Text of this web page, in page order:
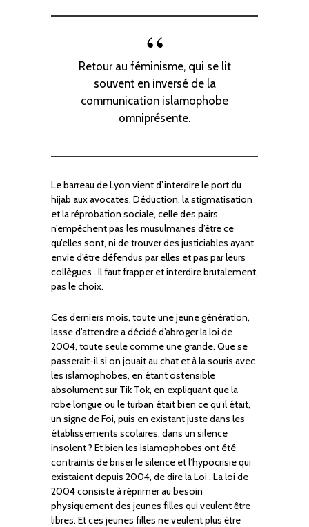
Retour au féminisme, qui se lit
souvent en inversé de la
communication islamophobe
omniprésente.
Le barreau de Lyon vient d’interdire le port du
hijab aux avocates. Déduction, la stigmatisation
et la réprobation sociale, celle des pairs
n’empêchent pas les musulmanes d’être ce
qu’elles sont, ni de trouver des justiciables ayant
envie d’être défendus par elles et pas par leurs
collègues . Il faut frapper et interdire brutalement,
pas le choix.
Ces derniers mois, toute une jeune génération,
lasse d’attendre a décidé d’abroger la loi de
2004, toute seule comme une grande. Que se
passerait-il si on jouait au chat et à la souris avec
les islamophobes, en étant ostensible
absolument sur Tik Tok, en expliquant que la
robe longue ou le turban était bien ce qu’il était,
un signe de Foi, puis en existant juste dans les
établissements scolaires, dans un silence
insolent ? Et bien les islamophobes ont été
contraints de briser le silence et l’hypocrisie qui
existaient depuis 2004, de dire la Loi . La loi de
2004 consiste à réprimer au besoin
physiquement des jeunes filles qui veulent être
libres. Et ces jeunes filles ne veulent plus être